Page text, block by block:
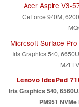
Acer Aspire V3-
GeForce 940M,
Microsoft Surface
Iris Graphics 540,
Lenovo IdeaPad
Iris Graphics 540,
PM951 NVMe